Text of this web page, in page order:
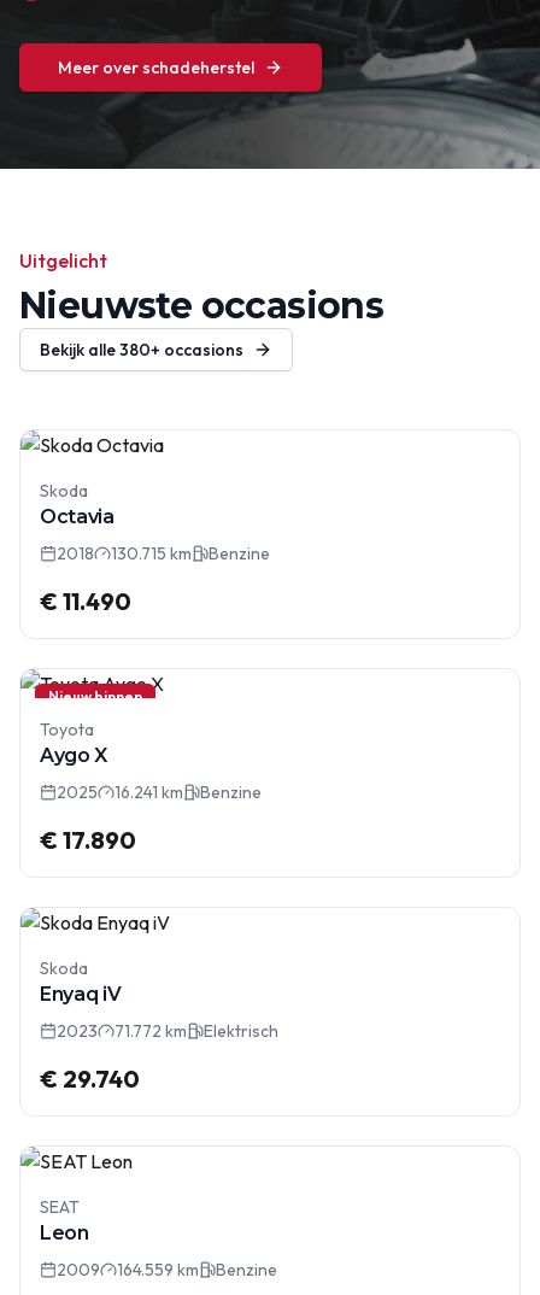
Meer over schadeherstel
Uitgelicht
Nieuwste occasions
Bekijk alle380+ occasions
Skoda
Octavia
2018 130.715 km Benzine
€ 11.490
Nieuw binnen
Toyota
Aygo X
2025 16.241 km Benzine
€ 17.890
Skoda
Enyaq iV
2023 71.772 km Elektrisch
€ 29.740
SEAT
Leon
2009 164.559 km Benzine